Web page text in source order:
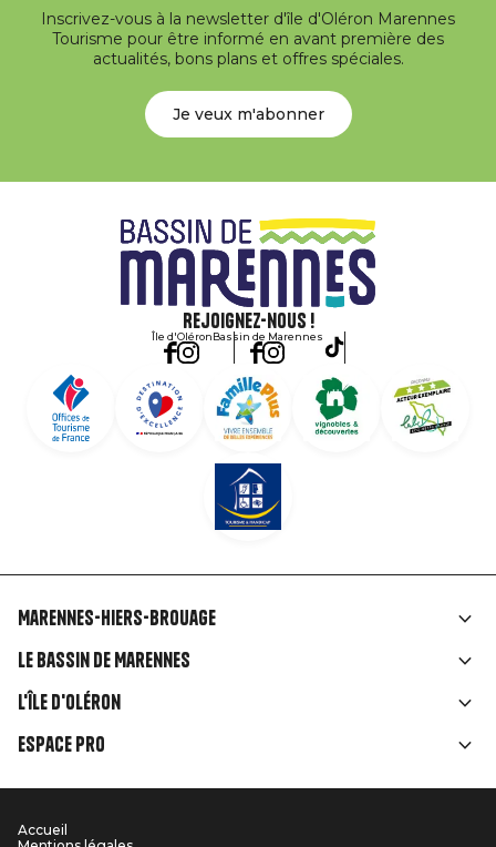
Inscrivez-vous à la newsletter d'île d'Oléron Marennes
Tourisme pour être informé en avant première des
actualités, bons plans et offres spéciales.
Je veux m'abonner
Rejoignez-nous !
Île d'OléronBassin de Marennes
Liens
rubriques
Marennes-Hiers-Brouage
Le Bassin de Marennes
L'île d'Oléron
Espace Pro
Accueil